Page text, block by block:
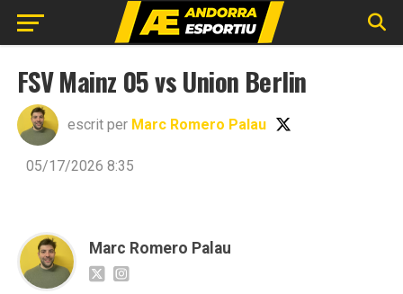
FSV Mainz 05 vs Union Berlin
escrit per Marc Romero Palau
05/17/2026 8:35
Marc Romero Palau